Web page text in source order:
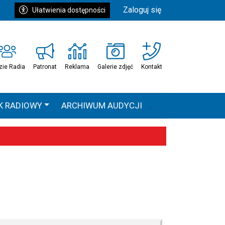
Ułatwienia dostępności Zaloguj się
Radia Patronat Reklama Galerie zdjęć Kontakt
RADIOWY ARCHIWUM AUDYCJI
HEAVEN TOUR